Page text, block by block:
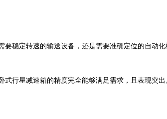
定转速的输送设备，还是需要准确定位的自动化
行星减速箱的精度完全能够满足需求，且表现突出